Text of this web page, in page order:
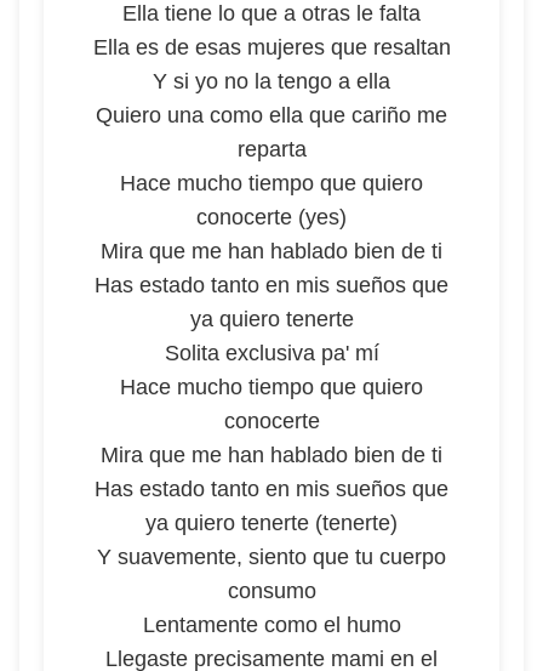
Ella tiene lo que a otras le falta
Ella es de esas mujeres que resaltan
Y si yo no la tengo a ella
Quiero una como ella que cariño me
reparta
Hace mucho tiempo que quiero
conocerte (yes)
Mira que me han hablado bien de ti
Has estado tanto en mis sueños que
ya quiero tenerte
Solita exclusiva pa' mí
Hace mucho tiempo que quiero
conocerte
Mira que me han hablado bien de ti
Has estado tanto en mis sueños que
ya quiero tenerte (tenerte)
Y suavemente, siento que tu cuerpo
consumo
Lentamente como el humo
Llegaste precisamente mami en el